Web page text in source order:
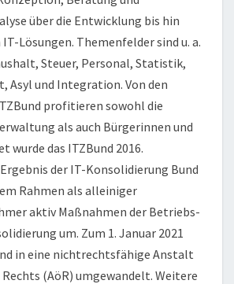
über die Entwicklung bis hin
Lösungen. Themenfelder sind u. a.
Steuer, Personal, Statistik,
Asyl und Integration. Von den
profitieren sowohl die
als auch Bürgerinnen und
wurde das ITZBund 2016.
der IT-Konsolidierung Bund
Rahmen als alleiniger
aktiv Maßnahmen der Betriebs-
um. Zum 1. Januar 2021
in eine nichtrechtsfähige Anstalt
(AöR) umgewandelt. Weitere